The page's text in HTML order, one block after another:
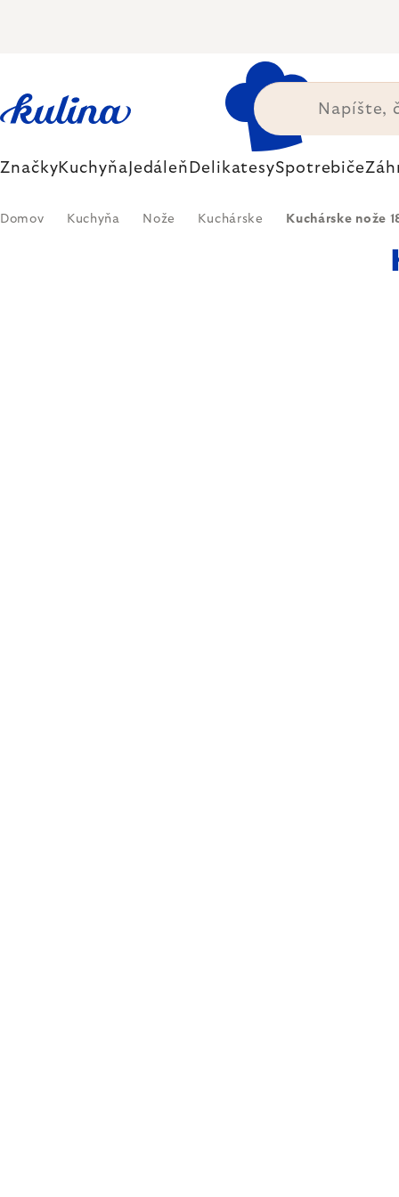
ZnačkyKuchyňa Jedáleň DelikatesySpotrebiče
Domov Kuchyňa Nože Kuchárske Kuchárske nože